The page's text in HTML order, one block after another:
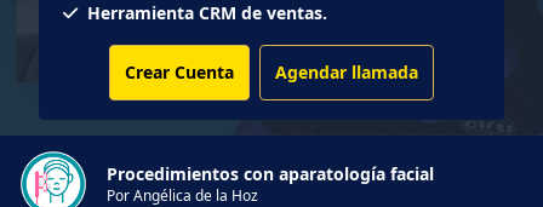
Herramienta CRM de ventas.
Crear Cuenta Agendar llamada
Procedimientos con aparatología facial
Por Angélica de la Hoz